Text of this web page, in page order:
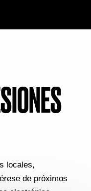
locales,
de próximos